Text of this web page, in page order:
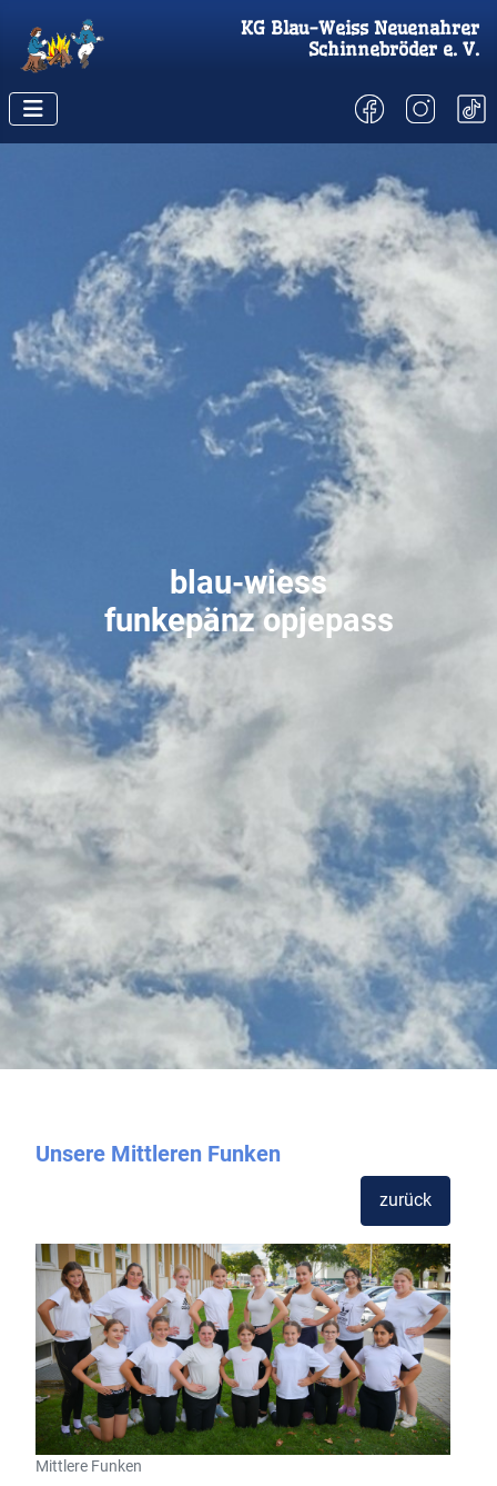
KG Blau-Weiss Neuenahrer
Schinnebröder e. V.
blau-wiess
funkepänz opjepass
Unsere Mittleren Funken
zurück
Mittlere Funken